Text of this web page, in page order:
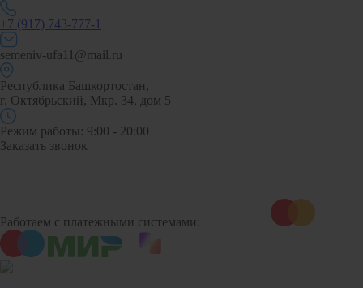
+7 (917) 743-777-1
semeniv-ufa11@mail.ru
Республика Башкортостан,
г. Октябрьский, Мкр. 34, дом 5
Режим работы: 9:00 - 20:00
Заказать звонок
Работаем с платежными системами: